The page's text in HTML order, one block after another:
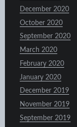
December 2020
October 2020
September 2020
March 2020
February 2020
January 2020
December 2019
November 2019
September 2019